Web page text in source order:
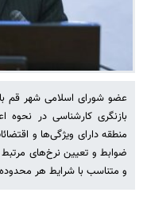
عضو شورای اسلامی شهر قم
بازنگری کارشناسی در
منطقه دارای ویژگی‌ها و
ضوابط و تعیین نرخ‌های
و متناسب با شرایط هر